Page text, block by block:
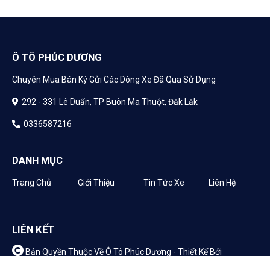
Ô TÔ PHÚC DƯƠNG
Chuyên Mua Bán Ký Gửi Các Dòng Xe Đã Qua Sử Dụng
292 - 331 Lê Duẩn, TP Buôn Ma Thuột, Đăk Lăk
0336587216
DANH MỤC
Trang Chủ Giới Thiệu Tin Tức Xe Liên Hệ
LIÊN KẾT
Bản Quyền Thuộc Về Ô Tô Phúc Dương - Thiết Kế Bởi